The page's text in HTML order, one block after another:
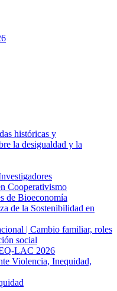
históricas y
la desigualdad y la
Cooperativismo
de Bioeconomía
de la Sostenibilidad en
| Cambio familiar, roles
social
LAC 2026
Violencia, Inequidad,